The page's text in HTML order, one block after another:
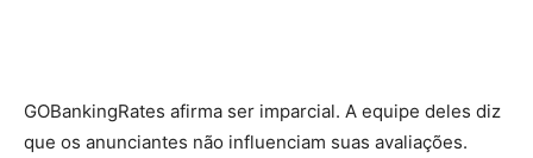
GOBankingRates afirma ser imparcial. A equipe deles diz
que os anunciantes não influenciam suas avaliações.